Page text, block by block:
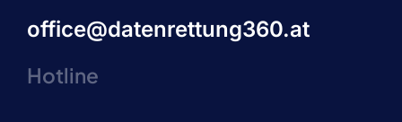
office@datenrettung360.at
Hotline